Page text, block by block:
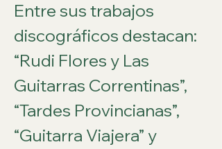
Entre sus trabajos
discográficos destacan:
“Rudi Flores y Las
Guitarras Correntinas”,
“Tardes Provincianas”,
“Guitarra Viajera” y